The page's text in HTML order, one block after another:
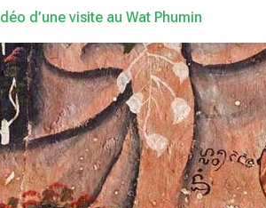
d’une visite au Wat Phumin